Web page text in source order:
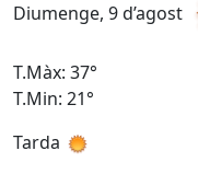
Diumenge, 9 d’agost
T.Màx: 37°
T.Min: 21°
Tarda